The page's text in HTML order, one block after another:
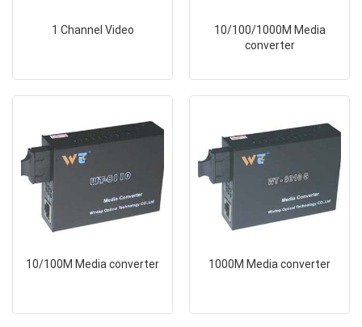
1 Channel Video
10/100/1000M Media
converter
10/100M Media converter 1000M Media converter